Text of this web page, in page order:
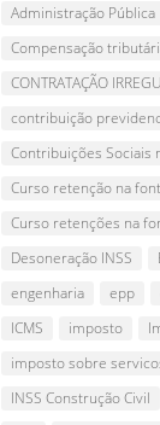
Administração Pública
Compensação
CONTRATAÇÃO
contribuição
Contribuições Sociais
Curso retenção na
Curso retenções na
Desoneração INSS
engenharia
epp
ICMS
imposto
imposto sobre
INSS Construção Civil